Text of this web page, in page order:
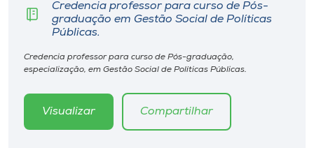
Biblioteca
Editora
Rádio
Credencia professor para curso de Pós-
graduação em Gestão Social de Políticas
Públicas.
Credencia professor para curso de Pós-graduação,
especialização, em Gestão Social de Políticas Públicas.
Visualizar Compartilhar